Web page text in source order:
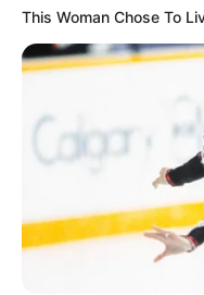
This Woman Chose To